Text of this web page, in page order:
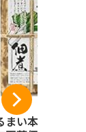
まい本舗 群馬